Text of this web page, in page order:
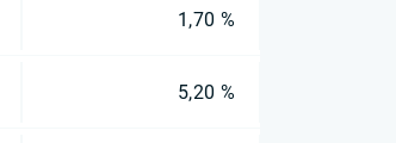
1,70 %
5,20 %